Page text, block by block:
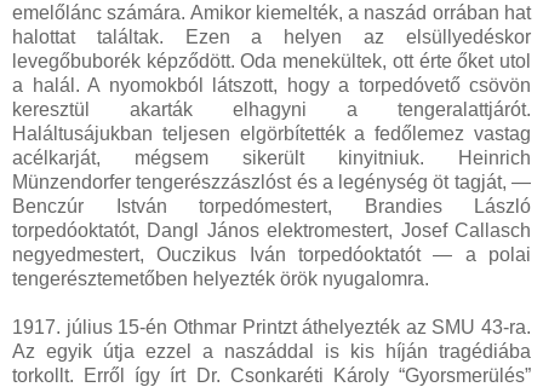
emelőlánc számára. Amikor kiemelték, a naszád orrában hat
halottat találtak. Ezen a helyen az elsüllyedéskor
levegőbuborék képződött. Oda menekültek, ott érte őket utol
a halál. A nyomokból látszott, hogy a torpedóvető csövön
keresztül akarták elhagyni a tengeralattjárót.
Haláltusájukban teljesen elgörbítették a fedőlemez vastag
acélkarját, mégsem sikerült kinyitniuk. Heinrich
Münzendorfer tengerészzászlóst és a legénység öt tagját, —
Benczúr István torpedómestert, Brandies László
torpedóoktatót, Dangl János elektromestert, Josef Callasch
negyedmestert, Ouczikus Iván torpedóoktatót — a polai
tengerésztemetőben helyezték örök nyugalomra.
1917. július 15-én Othmar Printzt áthelyezték az SMU 43-ra.
Az egyik útja ezzel a naszáddal is kis híján tragédiába
torkollt. Erről így írt Dr. Csonkaréti Károly “Gyorsmerülés”